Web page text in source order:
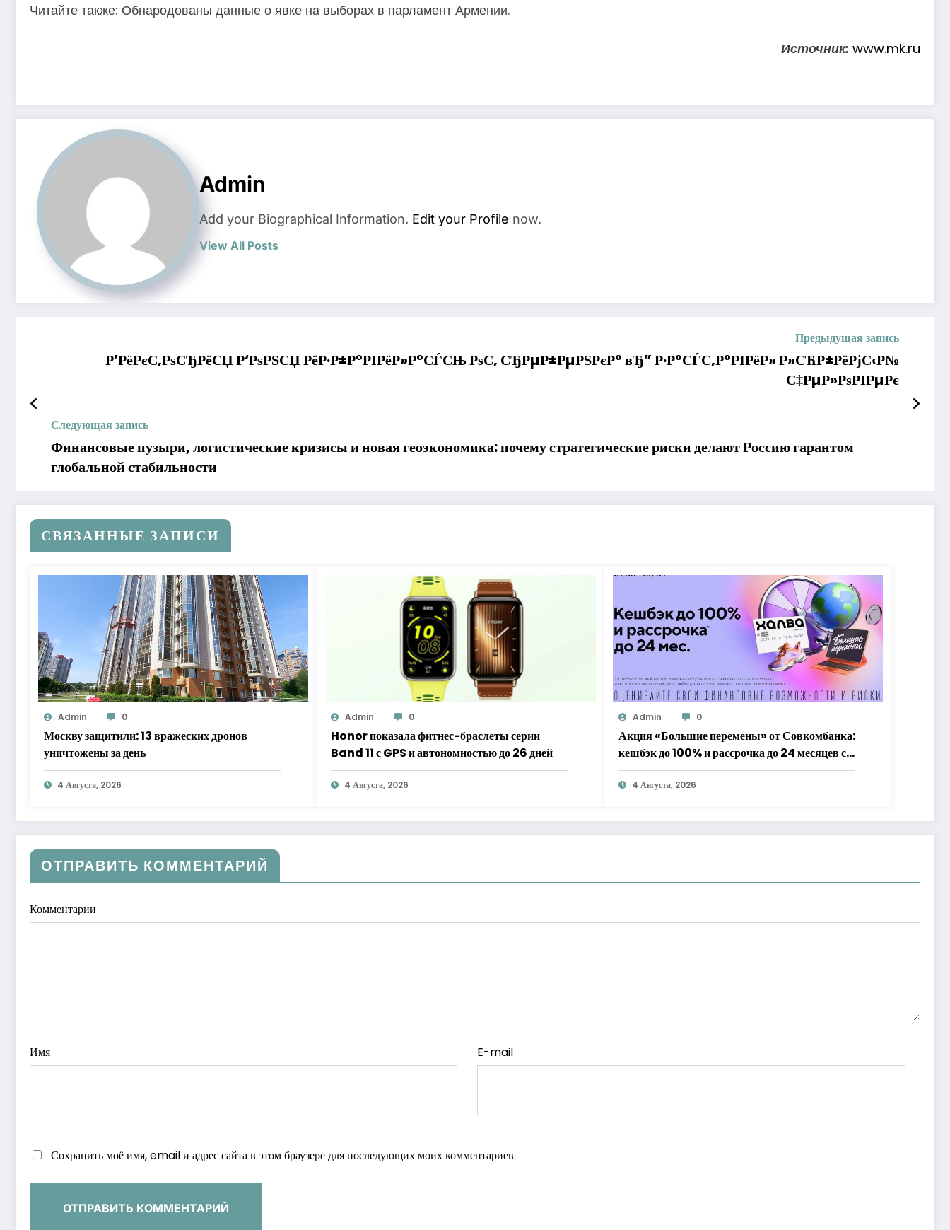
Читайте также: Обнародованы данные о явке на выборах в парламент Армении.
Источник: www.mk.ru
Admin
Add your Biographical Information. Edit your Profile now.
View All Posts
Предыдущая запись
Р’РёРєС‚РѕСЂРёСЏ Р‘РѕРЅСЏ РёР·Р±Р°РІРёР»Р°СЃСЊ РѕС‚ СЂРµР±РµРЅРєР° вЂ” Р·Р°СЃС‚Р°РІРёР» Р»СЋР±РёРјС‹Р№
С‡РµР»РѕРІРµРє
Следующая запись
Финансовые пузыри, логистические кризисы и новая геоэкономика: почему стратегические риски делают Россию гарантом
глобальной стабильности
СВЯЗАННЫЕ ЗАПИСИ
Admin 0
Москву защитили: 13 вражеских дронов
уничтожены за день
4 Августа, 2026
Admin 0
Honor показала фитнес-браслеты серии
Band 11 с GPS и автономностью до 26 дней
4 Августа, 2026
Admin 0
Акция «Большие перемены» от Совкомбанка:
кешбэк до 100% и рассрочка до 24 месяцев с
«Халвой»
4 Августа, 2026
ОТПРАВИТЬ КОММЕНТАРИЙ
Комментарии
Имя E-mail
Сохранить моё имя, email и адрес сайта в этом браузере для последующих моих комментариев.